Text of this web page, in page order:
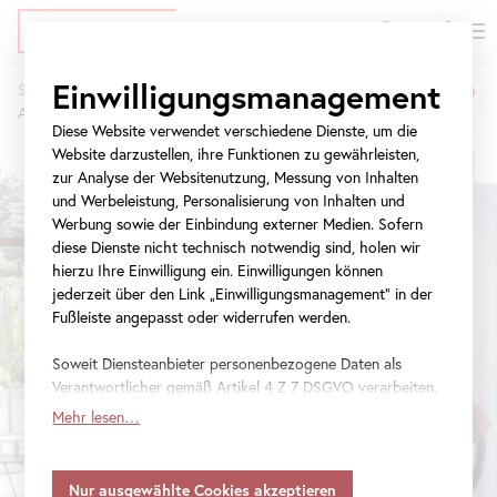
zum
Meta-
Navigation
springen
Navigation
springenPfadnavigation
Startseite
Ausstellungen
Arabella Kiesbauer – Pionierin der Fernsehunterhaltung
Einwilligungsmanagement
Diese Website verwendet verschiedene Dienste, um die
Website darzustellen, ihre Funktionen zu gewährleisten,
zur Analyse der Websitenutzung, Messung von Inhalten
und Werbeleistung, Personalisierung von Inhalten und
Werbung sowie der Einbindung externer Medien. Sofern
diese Dienste nicht technisch notwendig sind, holen wir
hierzu Ihre Einwilligung ein. Einwilligungen können
jederzeit über den Link „Einwilligungsmanagement“ in der
Fußleiste angepasst oder widerrufen werden.
Soweit Diensteanbieter personenbezogene Daten als
Verantwortlicher gemäß Artikel 4 Z 7 DSGVO verarbeiten,
gilt Ihre Einwilligung auch für die Weitergabe an den
Daten in Staaten ohne Vorliegen eines
Mehr lesen…